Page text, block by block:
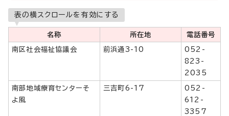
表の横スクロールを有効にする
名称 所在地 電話番号
南区社会福祉協議会 前浜通3-10
052-
823-
2035
南部地域療育センターそ
よ風
三吉町6-17
052-
612-
3357